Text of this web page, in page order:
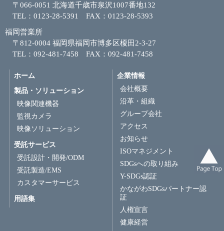
〒066-0051 北海道千歳市泉沢1007番地132
TEL：0123-28-5391 FAX：0123-28-5393
福岡営業所
〒812-0004 福岡県福岡市博多区榎田2-3-27
TEL：092-481-7458 FAX：092-481-7458
ホーム
製品・ソリューション
映像関連機器
監視カメラ
映像ソリューション
受託サービス
受託設計・開発/ODM
受託製造/EMS
カスタマーサービス
用語集
企業情報
会社概要
沿革・組織
グループ会社
アクセス
お知らせ
ISOマネジメント
SDGsへの取り組み
Y-SDGs認証
かながわSDGsパートナー認
証
人権宣言
健康経営